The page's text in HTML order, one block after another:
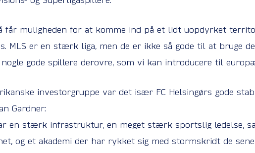
får muligheden for at komme ind på et lidt uopdyrket
MLS er en stærk liga, men de er ikke så gode til at bruge
gode spillere derovre, som vi kan introducere til
investorgruppe var det især FC Helsingørs gode
Gardner:
en stærk infrastruktur, en meget stærk sportslig ledelse,
og et akademi der har rykket sig med stormskridt de